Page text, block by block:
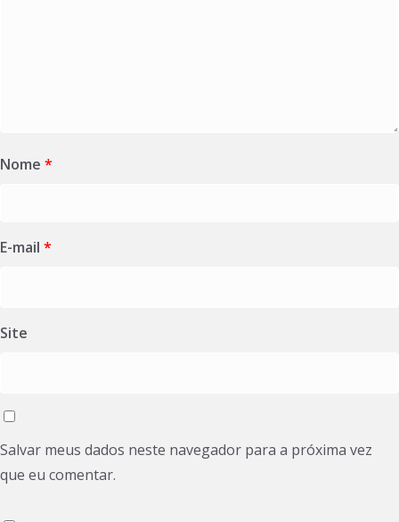
Nome *
E-mail *
Site
Salvar meus dados neste navegador para a próxima vez
que eu comentar.